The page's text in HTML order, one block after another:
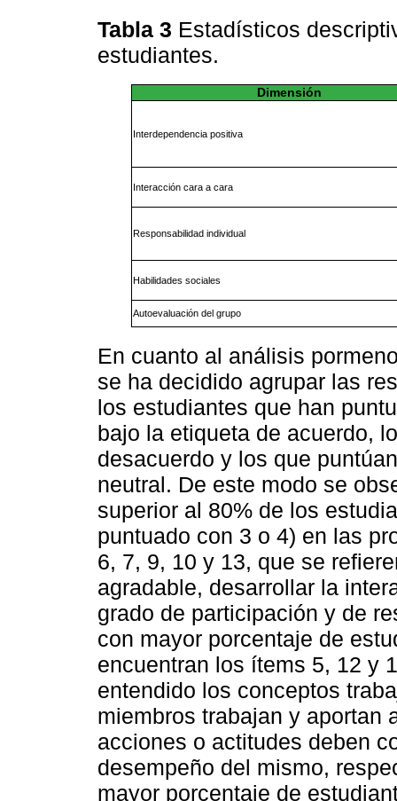
Tabla 3 Estadísticos
estudiantes.
Dimensión
Interdependencia positiva
Interacción cara a cara
Responsabilidad individual
Habilidades sociales
Autoevaluación del grupo
En cuanto al análisis
se ha decidido agrupar las
los estudiantes que han
bajo la etiqueta de acuerdo,
desacuerdo y los que
neutral. De este modo se
superior al 80% de los
puntuado con 3 o 4) en las
6, 7, 9, 10 y 13, que se
agradable, desarrollar la
grado de participación y de
con mayor porcentaje de
encuentran los ítems 5, 12 y
entendido los conceptos
miembros trabajan y aportan
acciones o actitudes deben
desempeño del mismo,
mayor porcentaje de